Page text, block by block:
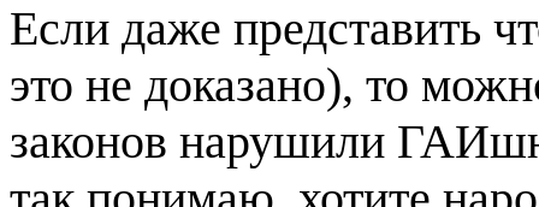
Если даже представить
это не доказано), то
законов нарушили